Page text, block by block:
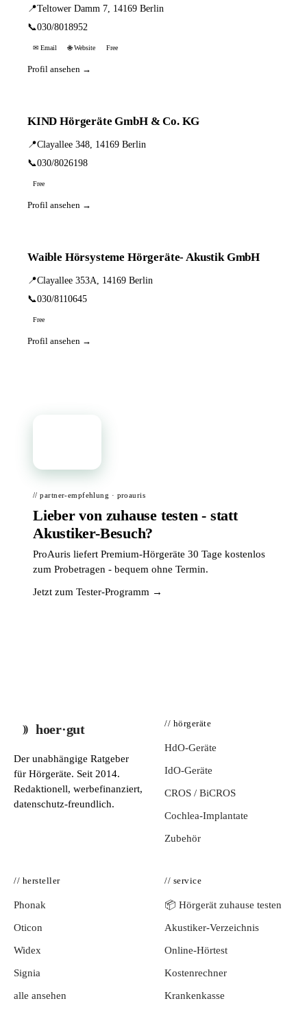
📍Teltower Damm 7, 14169 Berlin
📞030/8018952
✉ Email 🌐 Website Free
Profil ansehen →
KIND Hörgeräte GmbH & Co. KG
📍Clayallee 348, 14169 Berlin
📞030/8026198
Free
Profil ansehen →
Waible Hörsysteme Hörgeräte- Akustik GmbH
📍Clayallee 353A, 14169 Berlin
📞030/8110645
Free
Profil ansehen →
// partner-empfehlung · proauris
Lieber von zuhause testen - statt
Akustiker-Besuch?
ProAuris liefert Premium-Hörgeräte 30 Tage kostenlos
zum Probetragen - bequem ohne Termin.
Jetzt zum Tester-Programm →
hoer·gut
Der unabhängige Ratgeber
für Hörgeräte. Seit 2014.
Redaktionell, werbefinanziert,
datenschutz-freundlich.
// hörgeräte
HdO-Geräte
IdO-Geräte
CROS / BiCROS
Cochlea-Implantate
Zubehör
// hersteller
Phonak
Oticon
Widex
Signia
alle ansehen
// service
📦 Hörgerät zuhause testen
Akustiker-Verzeichnis
Online-Hörtest
Kostenrechner
Krankenkasse